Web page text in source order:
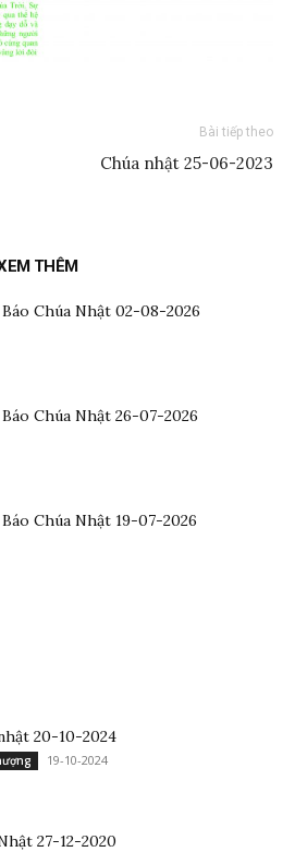
Bài tiếp theo
Chúa nhật 25-06-2023
THÊM
Chúa Nhật 02-08-2026
Chúa Nhật 26-07-2026
Chúa Nhật 19-07-2026
20-10-2024
19-10-2024
27-12-2020